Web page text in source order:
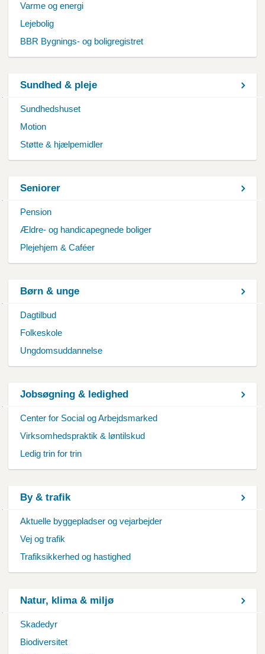
Varme og energi
Lejebolig
BBR Bygnings- og boligregistret
Sundhed & pleje
Sundhedshuset
Motion
Støtte & hjælpemidler
Seniorer
Pension
Ældre- og handicapegnede boliger
Plejehjem & Caféer
Børn & unge
Dagtilbud
Folkeskole
Ungdomsuddannelse
Jobsøgning & ledighed
Center for Social og Arbejdsmarked
Virksomhedspraktik & løntilskud
Ledig trin for trin
By & trafik
Aktuelle byggepladser og vejarbejder
Vej og trafik
Trafiksikkerhed og hastighed
Natur, klima & miljø
Skadedyr
Biodiversitet